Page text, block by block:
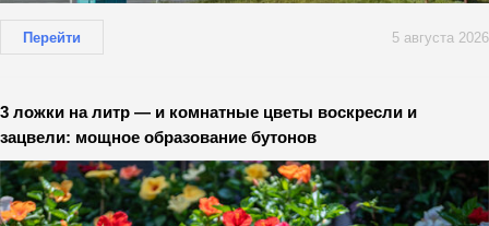
Перейти 5 августа 2026
3 ложки на литр — и комнатные цветы воскресли и
зацвели: мощное образование бутонов